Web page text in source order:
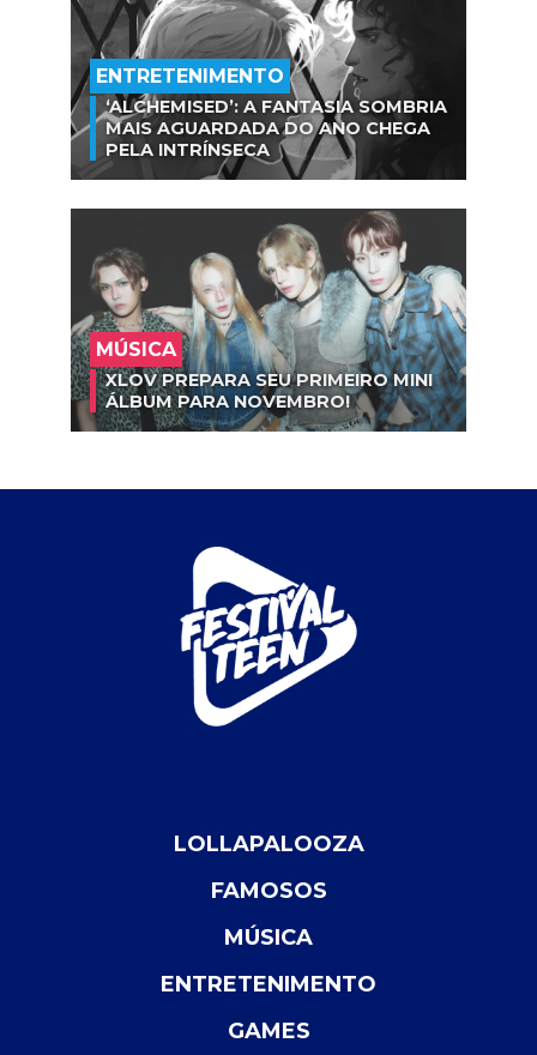
ENTRETENIMENTO
‘ALCHEMISED’: A FANTASIA SOMBRIA
MAIS AGUARDADA DO ANO CHEGA
PELA INTRÍNSECA
MÚSICA
XLOV PREPARA SEU PRIMEIRO MINI
ÁLBUM PARA NOVEMBRO!
LOLLAPALOOZA
FAMOSOS
MÚSICA
ENTRETENIMENTO
GAMES